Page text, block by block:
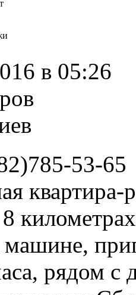
в 05:26
53-65
квартира-
машине,
рядом с